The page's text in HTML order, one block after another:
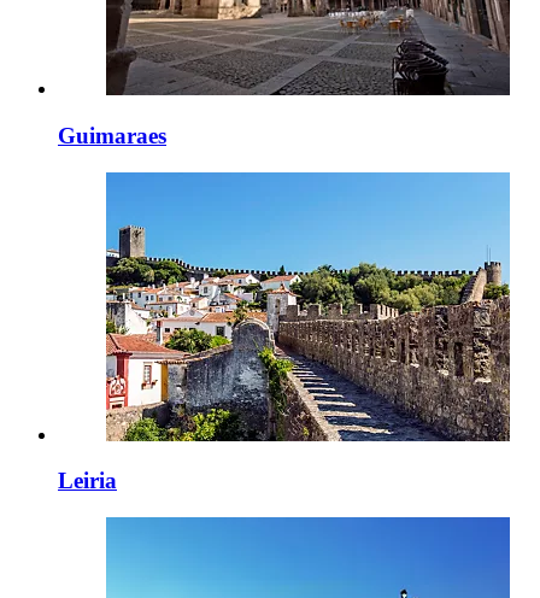
Guimaraes
Leiria